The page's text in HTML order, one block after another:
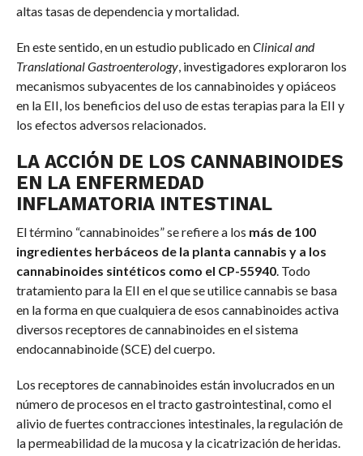
altas tasas de dependencia y mortalidad.
En este sentido, en un estudio publicado enClinical and
Translational Gastroenterology, investigadores exploraron los
mecanismos subyacentes de los cannabinoides y opiáceos
en la EII, los beneficios del uso de estas terapias para la EII y
los efectos adversos relacionados.
LA ACCIÓN DE LOS CANNABINOIDES
EN LA ENFERMEDAD
INFLAMATORIA INTESTINAL
El término “cannabinoides” se refiere a los más de 100
ingredientes herbáceos de la planta cannabis y a los
cannabinoides sintéticos como el CP-55940. Todo
tratamiento para la EII en el que se utilice cannabis se basa
en la forma en que cualquiera de esos cannabinoides activa
diversos receptores de cannabinoides en el sistema
endocannabinoide (SCE) del cuerpo.
Los receptores de cannabinoides están involucrados en un
número de procesos en el tracto gastrointestinal, como el
alivio de fuertes contracciones intestinales, la regulación de
la permeabilidad de la mucosa y la cicatrización de heridas.